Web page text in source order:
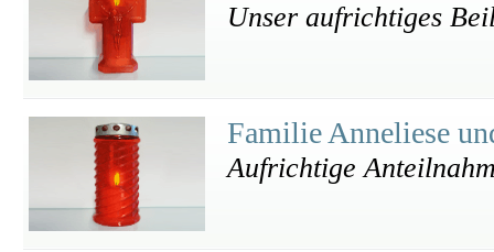
Unser aufrichtiges
Familie Anneliese
Aufrichtige